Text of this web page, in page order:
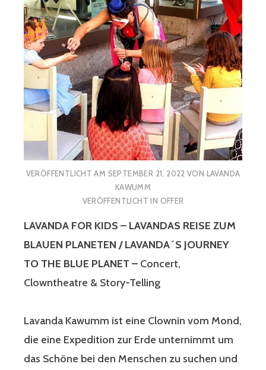
VERÖFFENTLICHT AM SEPTEMBER 21, 2022 VON LAVANDA
KAWUMM
VERÖFFENTLICHT IN OFFER
LAVANDA FOR KIDS – LAVANDAS REISE ZUM
BLAUEN PLANETEN / LAVANDA´S JOURNEY
TO THE BLUE PLANET – Concert,
Clowntheatre & Story-Telling
Lavanda Kawumm ist eine Clownin vom Mond,
die eine Expedition zur Erde unternimmt um
das Schöne bei den Menschen zu suchen und